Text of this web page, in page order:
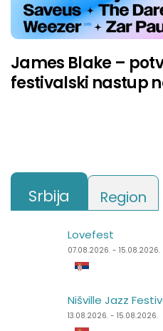
James Blake –
festivalski nastup
Srbija Region
Lovefest
07.08.2026. - 15.08.2026.
Nišville Jazz
13.08.2026. - 15.08.2026.
Lake Fest
07.08.2026. - 09.08.2026.
Summer Well
07.08.2026. - 09.08.2026.